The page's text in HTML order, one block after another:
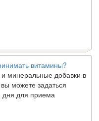
витамины?
минеральные добавки в
можете задаться
дня для приема